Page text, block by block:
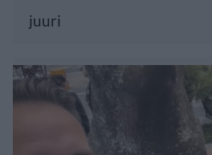
juuri